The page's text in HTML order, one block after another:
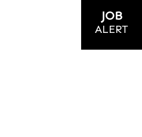
JOB
ALERT